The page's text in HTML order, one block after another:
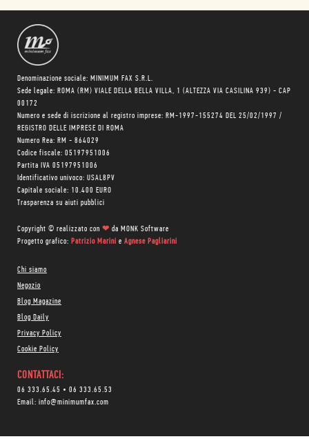
Denominazione sociale: MINIMUM FAX S.R.L.
Sede legale: ROMA (RM) VIALE DELLA BELLA VILLA, 1 (ALTEZZA VIA CASILINA 939) - CAP
00172
Numero e sede di iscrizione al registro imprese: RM-1997-155274 DEL 25/02/1997 /
REGISTRO DELLE IMPRESE DI ROMA
Numero Rea: RM - 864029
Codice fiscale: 05197951006
Partita IVA 05197951006
Identificativo univoco: USAL8PV
Capitale sociale: 10.400 EURO
Trasparenza su aiuti pubblici
Copyright © realizzato con ❤ da MONK Software
Progetto grafico: Patrizio Marini e Agnese Pagliarini
Chi siamo
Negozio
Blog Magazine
Blog Daily
Privacy Policy
Cookie Policy
CONTATTACI:
06 333.65.45 • 06 333.65.53
Email: info@minimumfax.com